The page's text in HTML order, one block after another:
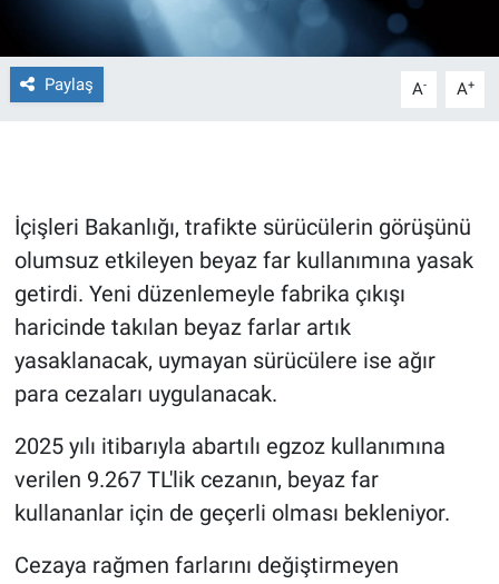
Paylaş A- A+
İçişleri Bakanlığı, trafikte sürücülerin görüşünü
olumsuz etkileyen beyaz far kullanımına yasak
getirdi. Yeni düzenlemeyle fabrika çıkışı
haricinde takılan beyaz farlar artık
yasaklanacak, uymayan sürücülere ise ağır
para cezaları uygulanacak.
2025 yılı itibarıyla abartılı egzoz kullanımına
verilen 9.267 TL'lik cezanın, beyaz far
kullananlar için de geçerli olması bekleniyor.
Cezaya rağmen farlarını değiştirmeyen
Gün Başlıyor
Gün Bitiyor
Gündem Özel
Günün görüntüsü
Haber
İlan
Kimdir
Kültür Sanat